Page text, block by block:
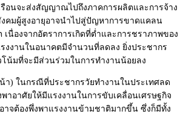
รือนจะส่งสัญญาณไปถึงภาคการผลิตและการจ้าง
งคมผู้สูงอายุอาจนำไปสู่ปัญหาการขาดแคลน
เนื่องจากอัตราการเกิดที่ต่ำและการชราภาพของ
งงานในอนาคตมีจำนวนที่ลดลง ยิ่งประชากร
น้มที่จะมีส่วนร่วมในการทำงานน้อยลง
า) ในกรณีที่ประชากรวัยทำงานในประเทศลด
าอาศัยให้มีแรงงานในการขับเคลื่อนเศรษฐกิจ
าจต้องพึ่งพาแรงงานข้ามชาติมากขึ้น ซึ่งก็มีทั้ง